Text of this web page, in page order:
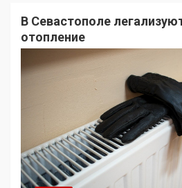
В Севастополе
отопление